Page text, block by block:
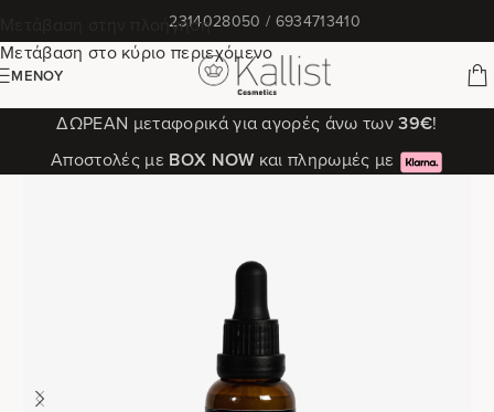
Μετάβαση στην πλοήγηση
Μετάβαση στο κύριο περιεχόμενο
✆2314028050 / 6934713410
ΜΕΝΟΎ
ΔΩΡΕΑΝ μεταφορικά για αγορές άνω των39€!
Αποστολές με ΒΟΧ ΝΟWκαι πληρωμές με